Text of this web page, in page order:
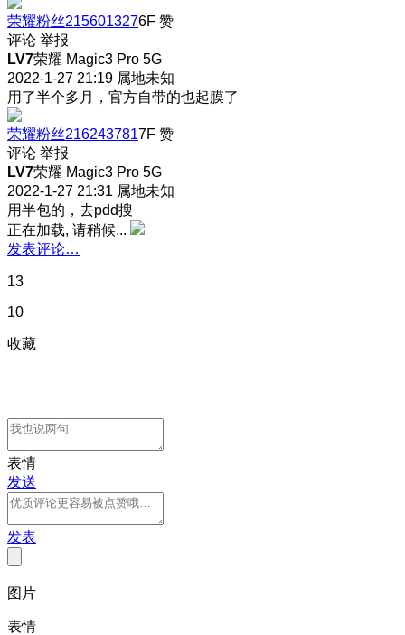
荣耀粉丝2156013276F 赞
评论 举报
LV7荣耀 Magic3 Pro 5G
2022-1-27 21:19 属地未知
用了半个多月，官方自带的也起膜了
荣耀粉丝2162437817F 赞
评论 举报
LV7荣耀 Magic3 Pro 5G
2022-1-27 21:31 属地未知
用半包的，去pdd搜
正在加载, 请稍候...
发表评论…
13
10
收藏
表情
发送
发表
图片
表情